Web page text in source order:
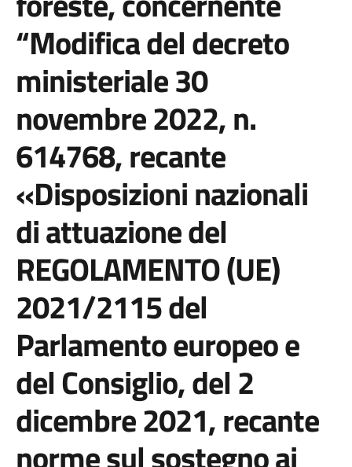
“Modifica del decreto
ministeriale 30
novembre 2022, n.
614768, recante
«Disposizioni nazionali
di attuazione del
REGOLAMENTO (UE)
2021/2115 del
Parlamento europeo e
del Consiglio, del 2
dicembre 2021, recante